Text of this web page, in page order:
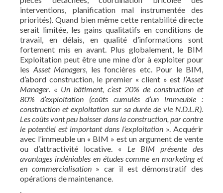
interventions, planification mal instrumentée des
priorités). Quand bien même cette rentabilité directe
serait limitée, les gains qualitatifs en conditions de
travail, en délais, en qualité d’informations sont
fortement mis en avant. Plus globalement, le BIM
Exploitation peut être une mine d’or à exploiter pour
les Asset Managers, les foncières etc. Pour le BIM,
d’abord construction, le premier « client » est l’Asset
Manager. « Un bâtiment, c’est 20% de construction et
80% d’exploitation (coûts cumulés d’un immeuble :
construction et exploitation sur sa durée de vie N.D.L.R).
Les coûts vont peu baisser dans la construction, par contre
le potentiel est important dans l’exploitation ». Acquérir
avec l’immeuble un « BIM » est un argument de vente
ou d’attractivité locative. « Le BIM présente des
avantages indéniables en études comme en marketing et
en commercialisation» car il est démonstratif des
opérations de maintenance.